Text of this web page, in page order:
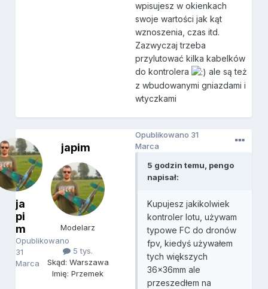
wpisujesz w okienkach
swoje wartości jak kąt
wznoszenia, czas itd.
Zazwyczaj trzeba
przylutować kilka kabelków
do kontrolera
ale są też
z wbudowanymi gniazdami i
wtyczkami
ja
pi
m
Opublikowano
31
Marca
japim
Modelarz
5 tys.
Skąd: Warszawa
Imię: Przemek
Opublikowano 31
Marca
5 godzin temu, pengo
napisał:
Kupujesz jakikolwiek
kontroler lotu, używam
typowe FC do dronów
fpv, kiedyś używałem
tych większych
36x36mm ale
przeszedłem na